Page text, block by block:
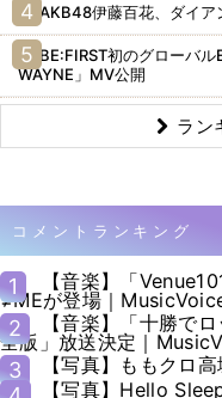
AKB48伊藤百花、ダイア
BE:FIRST初のグローバル
WAYNE」MV公開
ラン
コメントランキング
1
【音楽】「
≠MEが登場｜
2
【音楽】「十勝で
全版」放送決定｜
3
【写真】ももクロ
【写真】Hello